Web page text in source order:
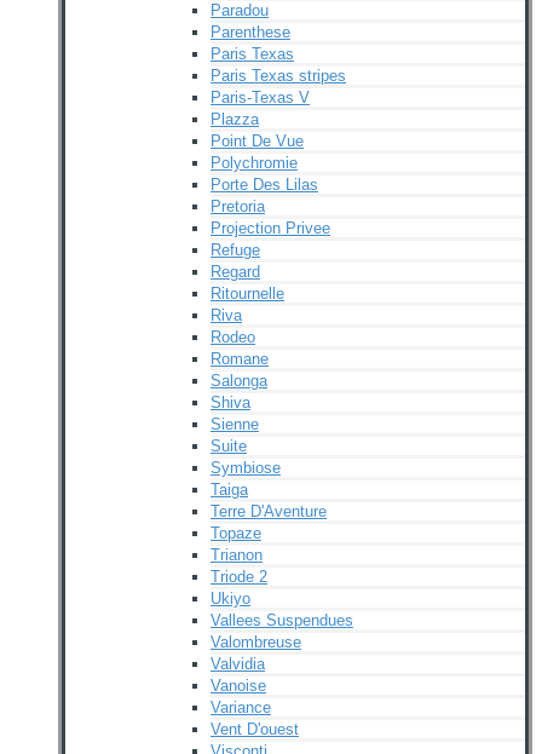
Paradou
Parenthese
Paris Texas
Paris Texas stripes
Paris-Texas V
Plazza
Point De Vue
Polychromie
Porte Des Lilas
Pretoria
Projection Privee
Refuge
Regard
Ritournelle
Riva
Rodeo
Romane
Salonga
Shiva
Sienne
Suite
Symbiose
Taiga
Terre D'Aventure
Topaze
Trianon
Triode 2
Ukiyo
Vallees Suspendues
Valombreuse
Valvidia
Vanoise
Variance
Vent D'ouest